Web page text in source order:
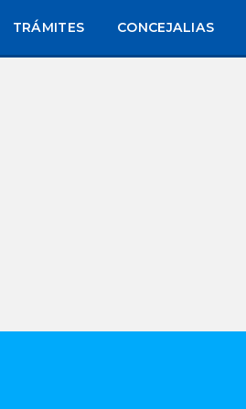
TRÁMITES CONCEJALIAS